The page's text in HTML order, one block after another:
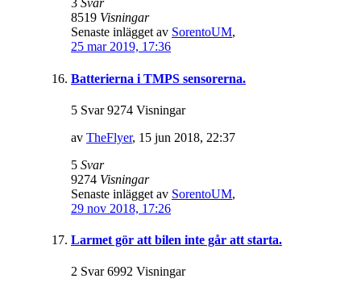
3 Svar
8519 Visningar
Senaste inlägget av SorentoUM,
25 mar 2019, 17:36
Batterierna i TMPS sensorerna.
5 Svar 9274 Visningar
av TheFlyer, 15 jun 2018, 22:37
5 Svar
9274 Visningar
Senaste inlägget av SorentoUM,
29 nov 2018, 17:26
Larmet gör att bilen inte går att starta.
2 Svar 6992 Visningar